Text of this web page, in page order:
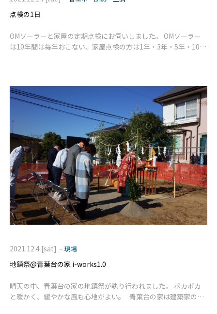
点検の1日
OMソーラーと家屋の定期点検にお伺いしました。 OMソーラー
は10年間は毎年おこない、家屋点検の方は1年・3年・5年・10年
地鎮祭@青葉台の家 i-works1.0
2021.12.4 [sat] - 現場
晴天の中、青葉台の家の地鎮祭が執り行われました。 ポカポカ
と暖かく、緩やかな風も心地がよい。 青葉台の家は建築家の伊